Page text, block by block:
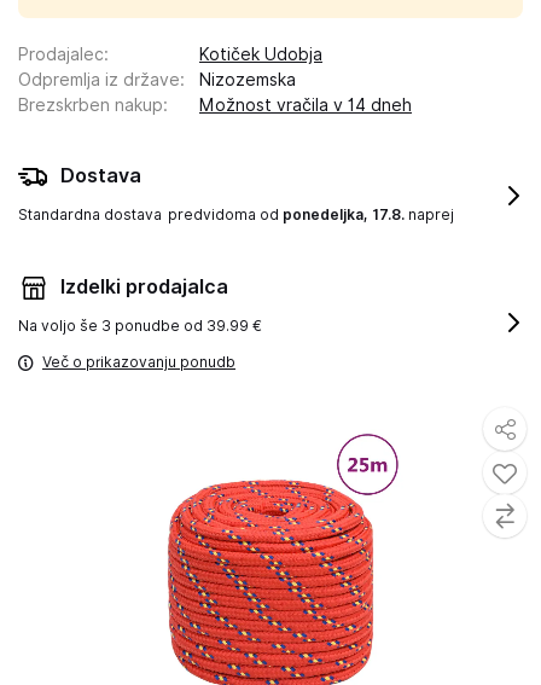
Prodajalec:
Kotiček Udobja
Odpremlja iz države:
Nizozemska
Brezskrben nakup: Možnost vračila v 14 dneh
Dostava
Standardna dostava predvidoma od ponedeljka, 17.8. naprej
Izdelki prodajalca
Na voljo še 3 ponudbe od 39.99 €
Več o prikazovanju ponudb